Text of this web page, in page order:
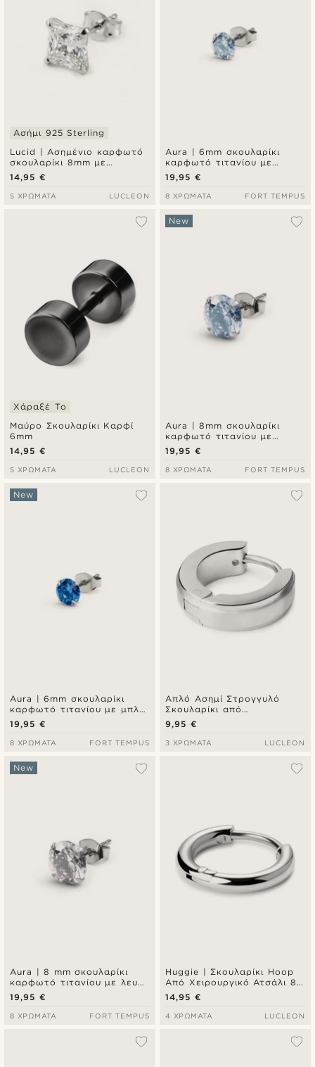
Lucid | Ασημένιο καρφωτό
σκουλαρίκι 8mm με
τετράγωνο ζιργκόν από
sterling ασήμι 925
Ασήμι 925 Sterling
14,95 €
5 ΧΡΏΜΑΤΑ LUCLEON
Aura | 6mm σκουλαρίκι
καρφωτό τιτανίου με
γαλάζια ζιρκόνια
19,95 €
8 ΧΡΏΜΑΤΑ FORT TEMPUS
Μαύρο Σκουλαρίκι Καρφί
6mm
Χάραξέ Το
14,95 €
5 ΧΡΏΜΑΤΑ LUCLEON
Aura | 8mm σκουλαρίκι
καρφωτό τιτανίου με
γαλάζια ζιρκόνια
New
19,95 €
8 ΧΡΏΜΑΤΑ FORT TEMPUS
Aura | 6mm σκουλαρίκι
καρφωτό τιτανίου με μπλε
ζιρκόνια
New
19,95 €
8 ΧΡΏΜΑΤΑ FORT TEMPUS
Απλό Ασημί Στρογγυλό
Σκουλαρίκι από
Χειρουργικό Ατσάλι
9,95 €
3 ΧΡΏΜΑΤΑ LUCLEON
Aura | 8 mm σκουλαρίκι
καρφωτό τιτανίου με λευκή
ζιρκόνια
New
19,95 €
8 ΧΡΏΜΑΤΑ FORT TEMPUS
Huggie | Σκουλαρίκι Hoop
Από Χειρουργικό Ατσάλι 8
mm
14,95 €
4 ΧΡΏΜΑΤΑ LUCLEON